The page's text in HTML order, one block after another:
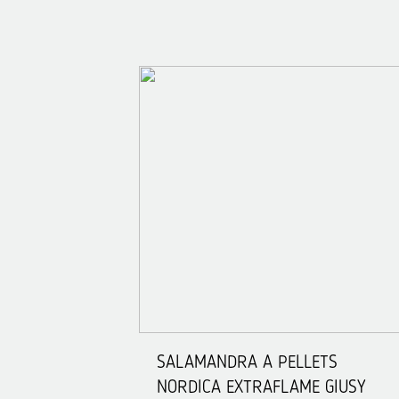
SALAMANDRA A PELLETS
NORDICA EXTRAFLAME GIUSY